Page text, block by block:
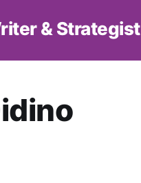
& Strategist